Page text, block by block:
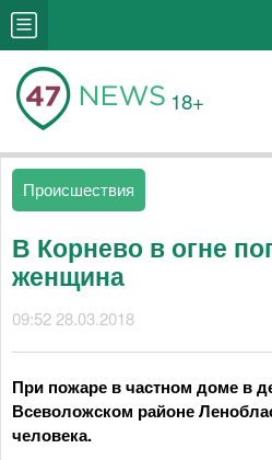
18+
Происшествия
В Корнево в огне
женщина
09:52 28.03.2018
При пожаре в частном доме в
Всеволожском районе
человека.